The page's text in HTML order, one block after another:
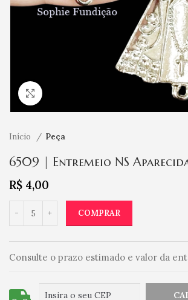
Início Peça
6509 | Entremeio NS
R$ 4,00
COMPRAR
Consulte o prazo estimado e valor da